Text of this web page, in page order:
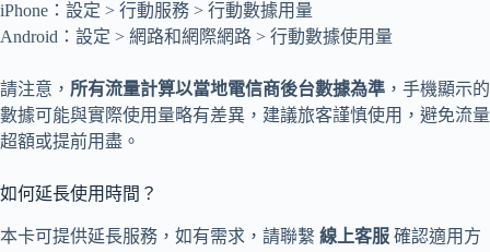
iPhone：設定 > 行動服務 > 行動數據用量
Android：設定 > 網路和網際網路 > 行動數據使用量
請注意， 所有流量計算以當地電信商後台數據為準 ，手機顯示的
數據可能與實際使用量略有差異，建議旅客謹慎使用，避免流量
超額或提前用盡。
如何延長使用時間？
本卡可提供延長服務，如有需求，請聯繫 線上客服 確認適用方